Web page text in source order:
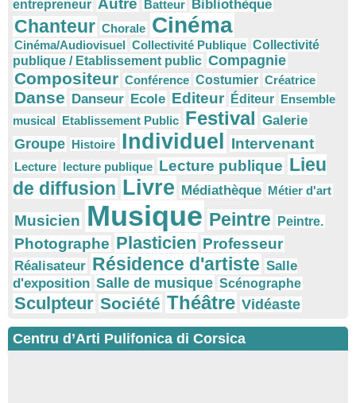
entrepreneur Autre Batteur Bibliothèque
Chanteur Chorale Cinéma
Cinéma/Audiovisuel Collectivité Publique Collectivité
publique / Etablissement public Compagnie
Compositeur Conférence Costumier Créatrice
Danse Danseur Ecole Editeur Éditeur Ensemble
musical Etablissement Public Festival Galerie
Groupe Histoire Individuel Intervenant
Lecture lecture publique Lecture publique Lieu
de diffusion Livre Médiathèque Métier d'art
Musicien Musique Peintre Peintre.
Photographe Plasticien Professeur
Réalisateur Résidence d'artiste Salle
d'exposition Salle de musique Scénographe
Sculpteur Société Théâtre Vidéaste
Centru d’Arti Pulifonica di Corsica